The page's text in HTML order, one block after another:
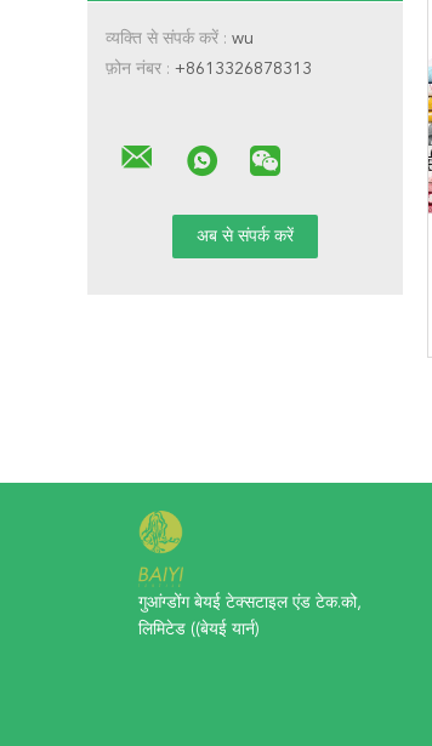
व्यक्ति से संपर्क करें : wu
फ़ोन नंबर : +8613326878313
गुआंग्डोंग बेयई टेक्सटाइल एंड टेक.को,
लिमिटेड ((बेयई यार्न)